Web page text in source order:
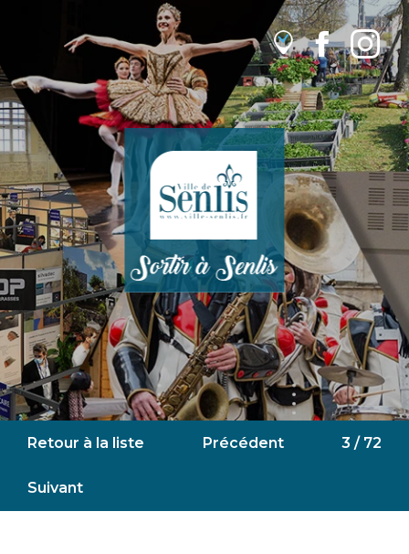
Retour à la liste Précédent 3 / 72
Suivant